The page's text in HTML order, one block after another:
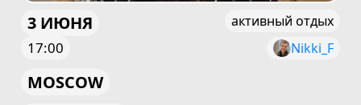
3 ИЮНЯ
17:00
активный отдых
Nikki_F
MOSCOW